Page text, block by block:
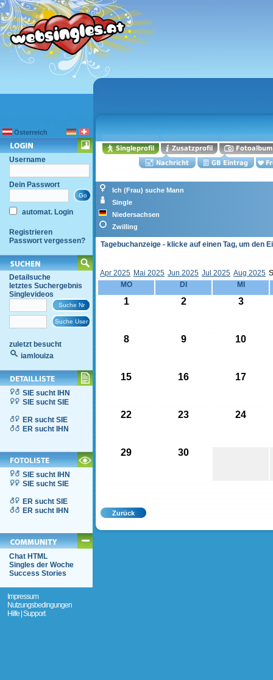
Österreich
Username
Dein Passwort
automat. Login
Registrieren
Passwort vergessen?
Detailsuche
letztes Suchergebnis
Singlevideos
zuletzt besucht
iamlouiza
SIE sucht IHN
SIE sucht SIE
ER sucht SIE
ER sucht IHN
SIE sucht IHN
SIE sucht SIE
ER sucht SIE
ER sucht IHN
Chat HTML
Singles der Woche
Success Stories
Impressum
Nutzungsbedingungen
Hilfe | Support
Ich (Frau) suche Mann
Single
Niedersachsen
Zwilling
Tagebuchanzeige - klicke auf einen Tag, um den
Apr 2025 Mai 2025 Jun 2025 Jul 2025 Aug 2025
MO
DI MI
1 2 3
8 9 10
15 16 17
22 23 24
29 30